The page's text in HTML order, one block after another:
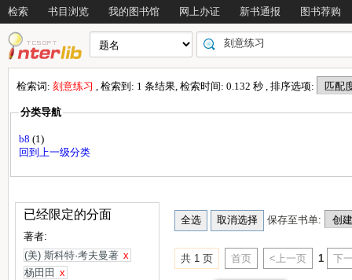
检索 书目浏览 我的图书馆 网上办证 新书通报 图书荐购
检索词: 刻意练习 , 检索到: 1 条结果, 检索时间: 0.132 秒 , 排序选项:
分类导航
b8 (1)
回到上一级分类
已经限定的分面
著者:
(美) 斯科特·考夫曼著 x
杨田田 x
保存至书单:
共 1 页 首页 <上一页 1 下